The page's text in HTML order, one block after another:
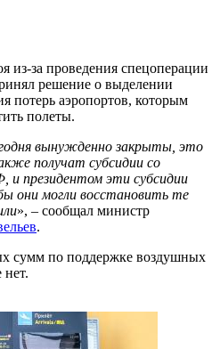
из-за проведения спецоперации
решение о выделении
потерь аэропортов, которым
полеты.
вынужденно закрыты, это
получат субсидии со
президентом эти субсидии
они могли восстановить те
», – сообщал министр
.
сумм по поддержке воздушных
нет.